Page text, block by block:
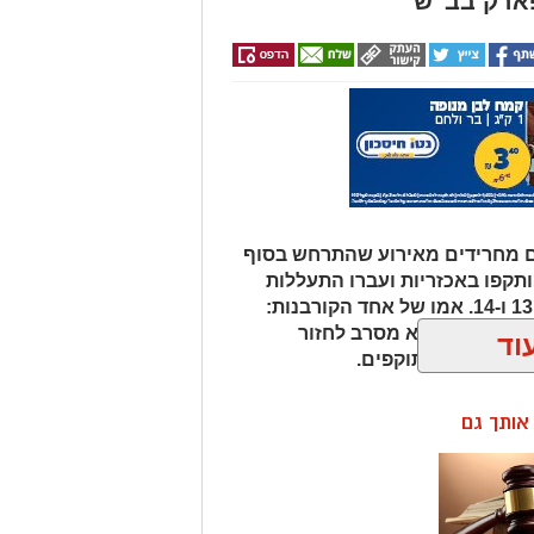
מאירוע שהתרחש בסוף
האחרון: שני נערים כבני 15 הותקפו באכזריות ועברו התעללות
מינית קשה על ידי חבורת קטינים בני 13 ו-14. אמו של אחד הקורבנות:
מרוסקים והוא מסרב לחזור
נגד התוקפים.
אותך גם